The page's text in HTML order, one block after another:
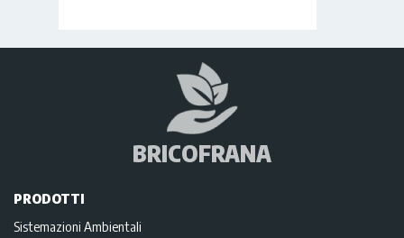
BRICOFRANA
PRODOTTI
Sistemazioni Ambientali